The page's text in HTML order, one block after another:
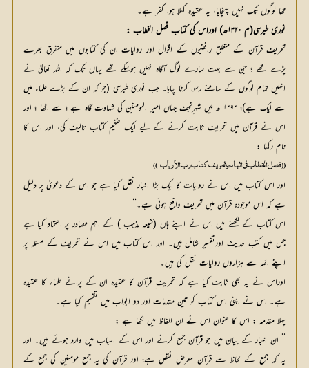
تھا لوگوں تک نہیں پہنچایا، یہ عقیدہ کھلا ہوا کفر ہے۔
نوری طبرسی(م ۱۳۲۰ھ) اوراس کی کتاب فصل الخطاب :
تحریف قرآن کے متعلق رافضیوں کے اقوال اور روایات ان کی کتابوں میں متفرق بھرے
پڑے تھے ؛ جن سے بہت سارے لوگ آگاہ نہیں ہوسکے تھے یہاں تک کہ اللہ تعالیٰ نے
انہیں تمام لوگوں کے سامنے رسوا کرنا چاہا۔ جب نوری طبرسی (جو کہ ان کے بڑے علماء میں
سے ایک ہے)؛ ۱۲۹۲ ھ میں شہر ِنجف جہاں امیر المومنین کی شہادت گاہ ہے ؛ سے اٹھا ؛ اور
اس نے قرآن میں تحریف ثابت کرنے کے لیے ایک ضخیم کتاب تالیف کی، اور اس کا
نام رکھا :
(( فصل الخطاب في اثبات ِ تحریف کتاب رب الأرباب۔))
اور اس کتاب میں اس نے روایات کا ایک بڑا انبار نقل کیا ہے جو اس کے دعویٰ پر دلیل
ہے کہ اس موجودہ قرآن میں تحریف واقع ہوئی ہے۔‘‘
اس کتاب کے لکھنے میں اس نے اپنے ہاں (شیعہ مذہب ) کے اہم مصادر پر اعتماد کیا ہے
جس میں کتب حدیث اورتفسیر شامل ہیں۔ اور اس کتاب میں اس نے تحریف کے مسئلہ پر
اپنے ائمہ سے ہزاروں روایات نقل کی ہیں۔
اوراس نے یہ بھی ثابت کیا ہے کہ تحریف ِ قرآن کا عقیدہ ان کے پرانے علماء کا عقیدہ
ہے۔ اس نے اپنی اس کتاب کو تین مقدمات اور دو ابواب میں تقسیم کیا ہے۔
پہلا مقدمہ : اس کا عنوان اس نے ان الفاظ میں لکھا ہے :
’’ ان اخبار کے بیان میں جو قرآن جمع کرنے اور اس کے اسباب میں وارد ہوئے ہیں۔ اور
یہ کہ جمع کے لحاظ سے قرآن معرضِ نقص ہے؛ اور قرآن کی یہ جمع مومنین کی جمع کے